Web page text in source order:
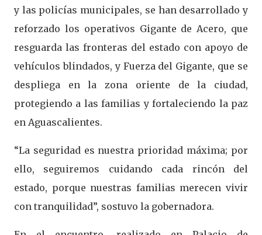
y las policías municipales, se han desarrollado y
reforzado los operativos Gigante de Acero, que
resguarda las fronteras del estado con apoyo de
vehículos blindados, y Fuerza del Gigante, que se
despliega en la zona oriente de la ciudad,
protegiendo a las familias y fortaleciendo la paz
en Aguascalientes.
“La seguridad es nuestra prioridad máxima; por
ello, seguiremos cuidando cada rincón del
estado, porque nuestras familias merecen vivir
con tranquilidad”, sostuvo la gobernadora.